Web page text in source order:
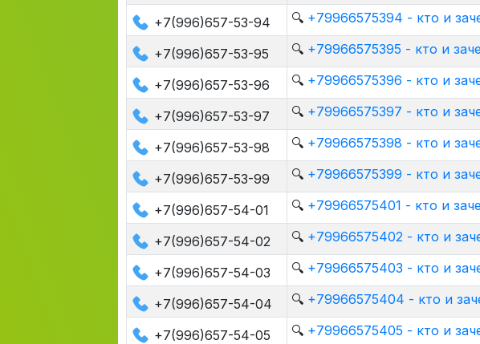
+7(996)657-53-94 🔍 +79966575394 - кто и
+7(996)657-53-95 🔍 +79966575395 - кто и
+7(996)657-53-96 🔍 +79966575396 - кто и
+7(996)657-53-97 🔍 +79966575397 - кто и
+7(996)657-53-98 🔍 +79966575398 - кто и
+7(996)657-53-99 🔍 +79966575399 - кто и
+7(996)657-54-01 🔍 +79966575401 - кто и
+7(996)657-54-02 🔍 +79966575402 - кто и
+7(996)657-54-03 🔍 +79966575403 - кто и
+7(996)657-54-04 🔍 +79966575404 - кто и
+7(996)657-54-05 🔍 +79966575405 - кто и